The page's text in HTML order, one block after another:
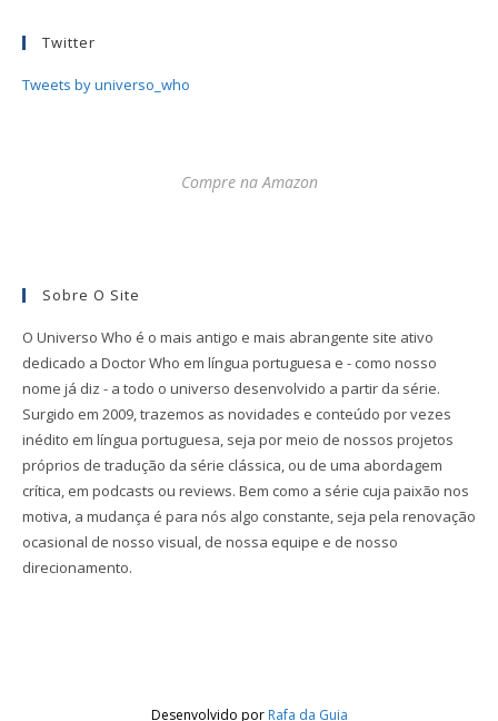
Twitter
Tweets by universo_who
Compre na Amazon
Sobre O Site
O Universo Who é o mais antigo e mais abrangente site ativo
dedicado a Doctor Who em língua portuguesa e - como nosso
nome já diz - a todo o universo desenvolvido a partir da série.
Surgido em 2009, trazemos as novidades e conteúdo por vezes
inédito em língua portuguesa, seja por meio de nossos projetos
próprios de tradução da série clássica, ou de uma abordagem
crítica, em podcasts ou reviews. Bem como a série cuja paixão nos
motiva, a mudança é para nós algo constante, seja pela renovação
ocasional de nosso visual, de nossa equipe e de nosso
direcionamento.
Desenvolvido por Rafa da Guia